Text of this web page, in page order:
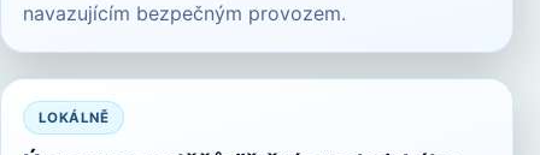
navazujícím bezpečným provozem.
LOKÁLNĚ